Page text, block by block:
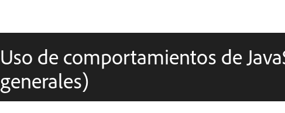
Uso de comportamientos de
generales)